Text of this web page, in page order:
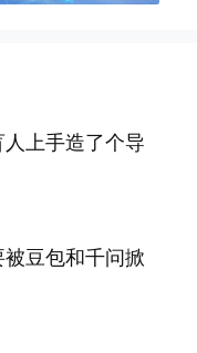
上手造了个导
豆包和千问掀